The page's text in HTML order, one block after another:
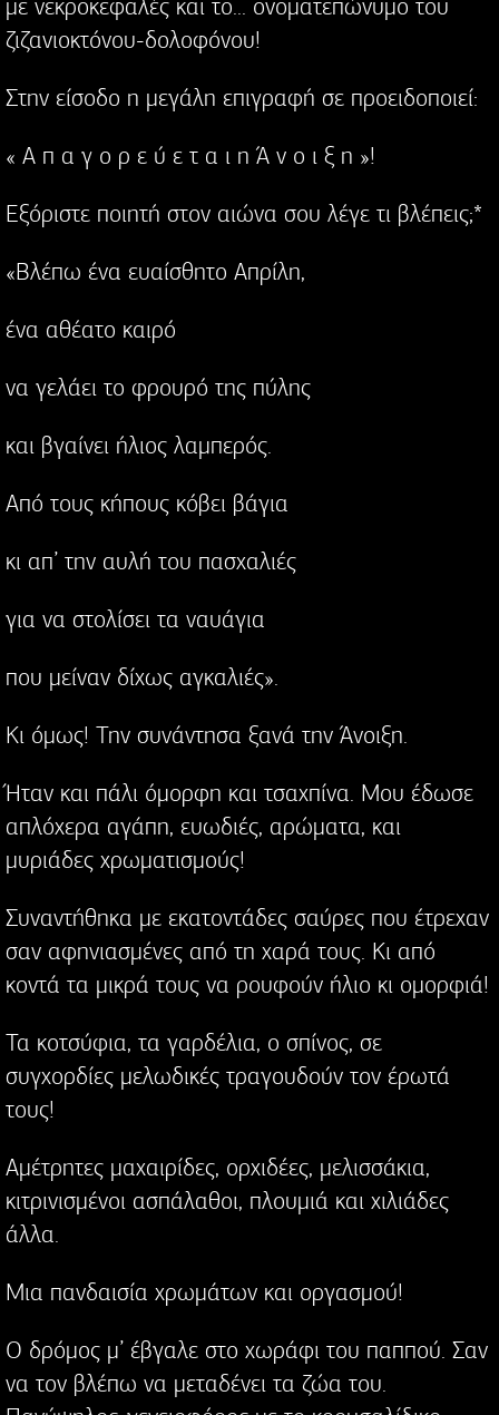
με νεκροκεφαλές και το... ονοματεπώνυμο του
ζιζανιοκτόνου-δολοφόνου!
Στην είσοδο η μεγάλη επιγραφή σε προειδοποιεί:
« Α π α γ ο ρ ε ύ ε τ α ι η Ά ν ο ι ξ η »!
Εξόριστε ποιητή στον αιώνα σου λέγε τι βλέπεις;*
«Βλέπω ένα ευαίσθητο Απρίλη,
ένα αθέατο καιρό
να γελάει το φρουρό της πύλης
και βγαίνει ήλιος λαμπερός.
Από τους κήπους κόβει βάγια
κι απ’ την αυλή του πασχαλιές
για να στολίσει τα ναυάγια
που μείναν δίχως αγκαλιές».
Κι όμως! Την συνάντησα ξανά την Άνοιξη.
Ήταν και πάλι όμορφη και τσαχπίνα. Μου έδωσε
απλόχερα αγάπη, ευωδιές, αρώματα, και
μυριάδες χρωματισμούς!
Συναντήθηκα με εκατοντάδες σαύρες που έτρεχαν
σαν αφηνιασμένες από τη χαρά τους. Κι από
κοντά τα μικρά τους να ρουφούν ήλιο κι ομορφιά!
Τα κοτσύφια, τα γαρδέλια, ο σπίνος, σε
συγχορδίες μελωδικές τραγουδούν τον έρωτά
τους!
Αμέτρητες μαχαιρίδες, ορχιδέες, μελισσάκια,
κιτρινισμένοι ασπάλαθοι, πλουμιά και χιλιάδες
άλλα.
Μια πανδαισία χρωμάτων και οργασμού!
Ο δρόμος μ’ έβγαλε στο χωράφι του παππού. Σαν
να τον βλέπω να μεταδένει τα ζώα του.